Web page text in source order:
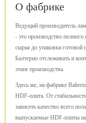
О фабрике
Ведущий производитель
- это производство полного
сырья до упаковки готовой
Балтерио отслеживать и
этапе производства.
Здесь же, на фабрике
HDF-плита. От
зависеть качество всего
выпускаемые HDF-плиты на